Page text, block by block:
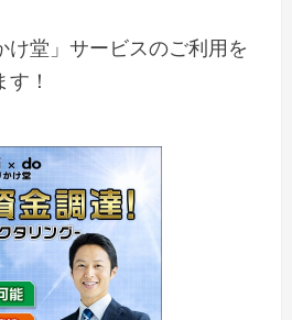
け堂」サービスのご利用を
！